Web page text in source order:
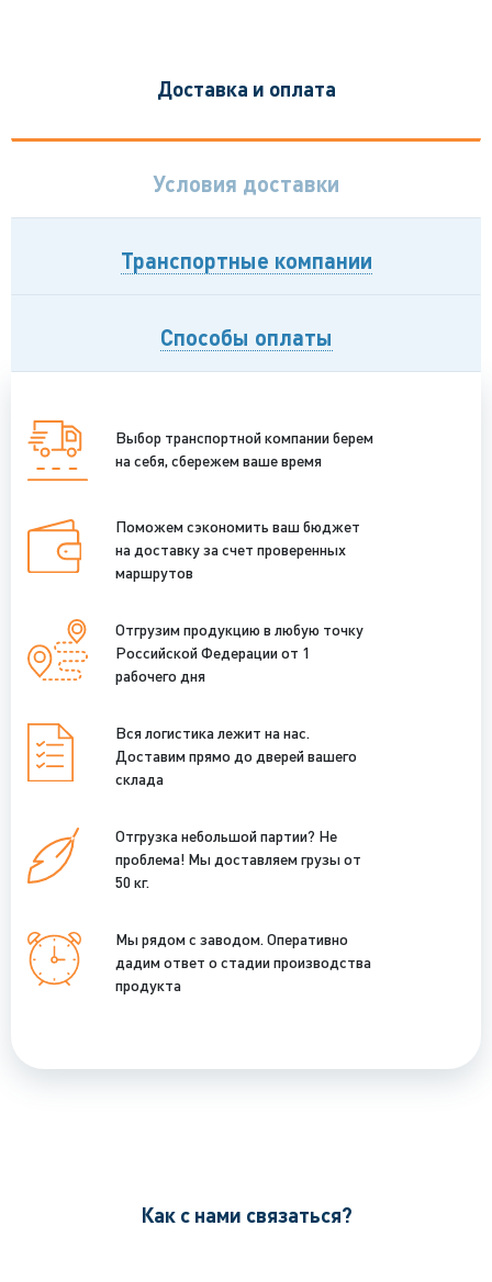
Доставка и оплата
Условия доставки
Транспортные компании
Способы оплаты
Выбор транспортной компании берем
на себя, сбережем ваше время
Поможем сэкономить ваш бюджет
на доставку за счет проверенных
маршрутов
Отгрузим продукцию в любую точку
Российской Федерации от 1
рабочего дня
Вся логистика лежит на нас.
Доставим прямо до дверей вашего
склада
Отгрузка небольшой партии? Не
проблема! Мы доставляем грузы от
50 кг.
Мы рядом с заводом. Оперативно
дадим ответ о стадии производства
продукта
Как с нами связаться?